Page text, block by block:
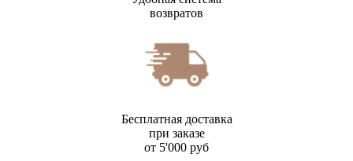
возвратов
Бесплатная доставка
при заказе
от 5'000 руб